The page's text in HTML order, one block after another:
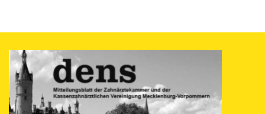
Qualitätsmanagement und Abrechnung –
inklusive wichtiger gesetzlicher Regelungen.